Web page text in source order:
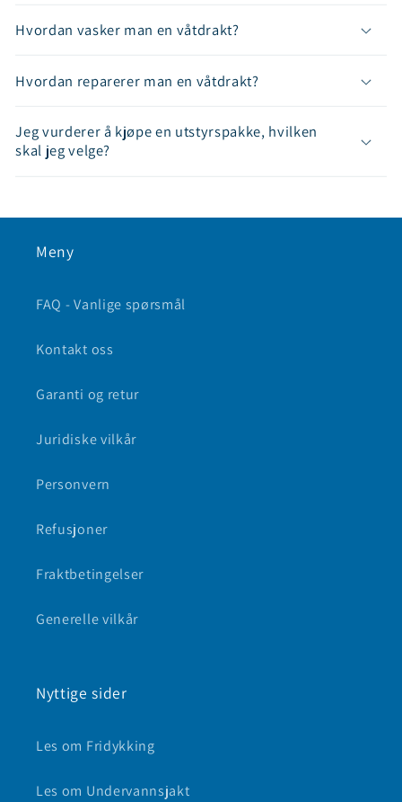
Hvordan vasker man en våtdrakt?
Hvordan reparerer man en våtdrakt?
Jeg vurderer å kjøpe en utstyrspakke, hvilken
skal jeg velge?
Meny
FAQ - Vanlige spørsmål
Kontakt oss
Garanti og retur
Juridiske vilkår
Personvern
Refusjoner
Fraktbetingelser
Generelle vilkår
Nyttige sider
Les om Fridykking
Les om Undervannsjakt